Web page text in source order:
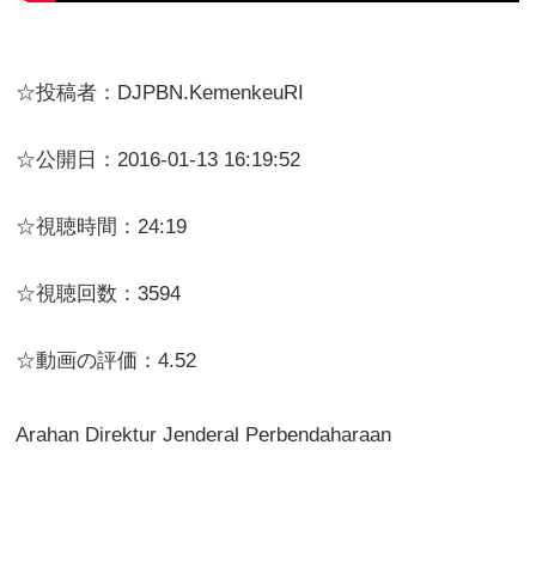
☆投稿者：DJPBN.KemenkeuRI
☆公開日：2016-01-13 16:19:52
☆視聴時間：24:19
☆視聴回数：3594
☆動画の評価：4.52
Arahan Direktur Jenderal Perbendaharaan